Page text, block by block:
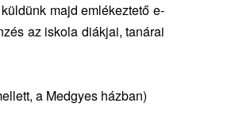
majd emlékeztető e-
az iskola diákjai, tanárai
a Medgyes házban)